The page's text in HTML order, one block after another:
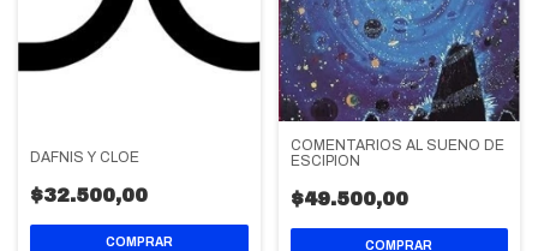
DAFNIS Y CLOE
$32.500,00
COMENTARIOS AL SUEÑO DE
ESCIPION
$49.500,00